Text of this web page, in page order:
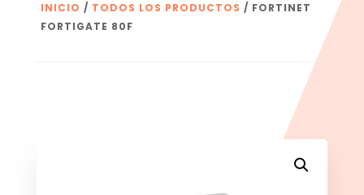
INICIO / TODOS LOS PRODUCTOS / FORTINET
FORTIGATE 80F